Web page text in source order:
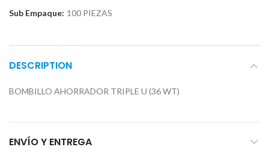
Sub Empaque: 100 PIEZAS
DESCRIPTION
BOMBILLO AHORRADOR TRIPLE U (36 WT)
ENVÍO Y ENTREGA